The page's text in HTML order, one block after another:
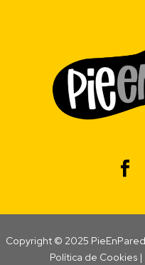
Copyright © 2025
Política de Cookies